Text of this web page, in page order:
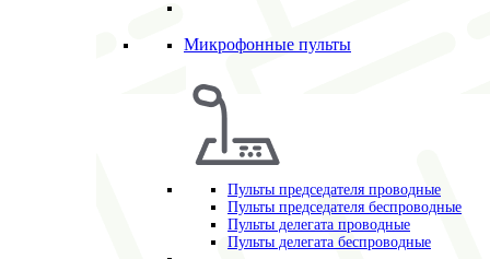
Микрофонные пульты
Пульты председателя проводные
Пульты председателя беспроводные
Пульты делегата проводные
Пульты делегата беспроводные